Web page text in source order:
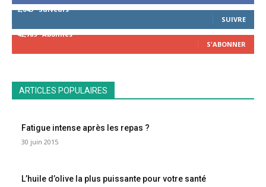
2,043 Suiveurs
SUIVRE
42,789 Abonnés
S'ABONNER
ARTICLES POPULAIRES
Fatigue intense après les repas ?
30 juin 2015
L’huile d’olive la plus puissante pour votre santé